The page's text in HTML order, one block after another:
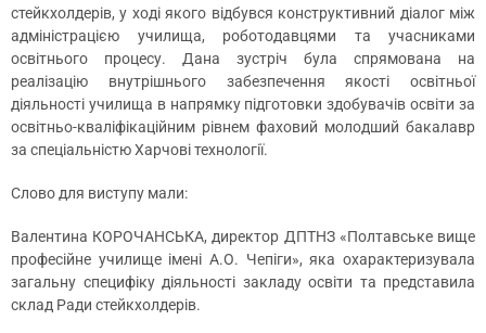
стейкхолдерів, у ході якого відбувся конструктивний діалог між
адміністрацією училища, роботодавцями та учасниками
освітнього процесу. Дана зустріч була спрямована на
реалізацію внутрішнього забезпечення якості освітньої
діяльності училища в напрямку підготовки здобувачів освіти за
освітньо-кваліфікаційним рівнем фаховий молодший бакалавр
за спеціальністю Харчові технології.
Слово для виступу мали:
Валентина КОРОЧАНСЬКА, директор ДПТНЗ «Полтавське вище
професійне училище імені А.О. Чепіги», яка охарактеризувала
загальну специфіку діяльності закладу освіти та представила
склад Ради стейкхолдерів.